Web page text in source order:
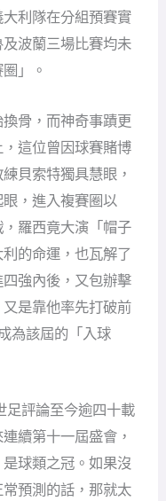
利隊在分組預賽實
波蘭三場比賽均未
」。
骨，而神奇事蹟更
這位曾因球賽賭博
貝索特獨具慧眼，
，進入複賽圈以
羅西竟大演「帽子
的命運，也瓦解了
強內後，又包辦擊
是靠他率先打破前
為該屆的「入球
足評論至今逾四十載
續第十一屆盛會，
球類之冠。如果沒
預測的話，那就太